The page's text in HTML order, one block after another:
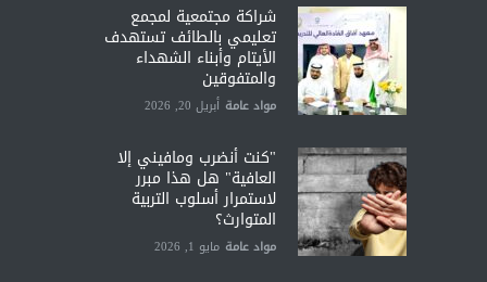
شراكة مجتمعية لمجمع
تعليمي بالطائف تستهدف
الأيتام وأبناء الشهداء
والمتفوقين
مواد عامة أبريل 20, 2026
"كنت أنضرب ومافيني إلا
العافية" هل هذا مبرر
لاستمرار أسلوب التربية
المتوارث؟
مواد عامة مايو 1, 2026